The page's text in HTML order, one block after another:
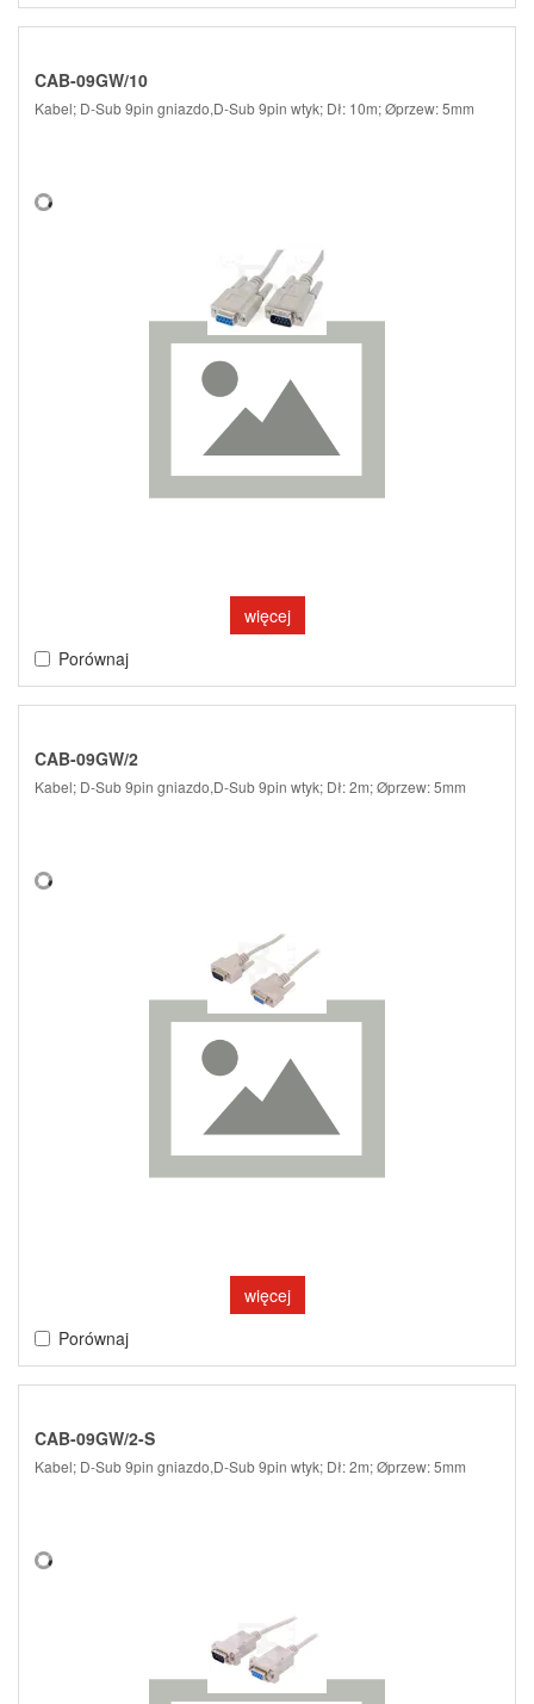
CAB-09GW/10
Kabel; D-Sub 9pin gniazdo,D-Sub 9pin wtyk; Dł: 10m; Øprzew: 5mm
więcej
Porównaj
CAB-09GW/2
Kabel; D-Sub 9pin gniazdo,D-Sub 9pin wtyk; Dł: 2m; Øprzew: 5mm
więcej
Porównaj
CAB-09GW/2-S
Kabel; D-Sub 9pin gniazdo,D-Sub 9pin wtyk; Dł: 2m; Øprzew: 5mm